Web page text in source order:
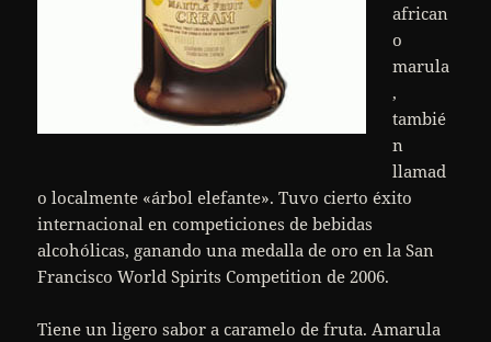
african
o
marula
,
tambié
n
llamad
o localmente «árbol elefante». Tuvo cierto éxito
internacional en competiciones de bebidas
alcohólicas, ganando una medalla de oro en la San
Francisco World Spirits Competition de 2006.
Tiene un ligero sabor a caramelo de fruta. Amarula